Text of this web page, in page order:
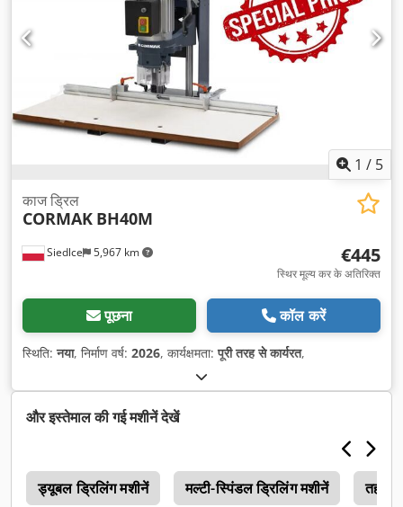
1 / 5
Siedlce 5,967 km
काज ड्रिल
CORMAK BH40M
€445
स्थिर मूल्य कर के अतिरिक्त
पूछना कॉल करें
स्थिति:नया, निर्माण वर्ष: 2026, कार्यक्षमता:पूरी तरह से कार्यरत,
और इस्तेमाल की गई मशीनें देखें
ड्यूबल ड्रिलिंग मशीनें मल्टी-स्पिंडल ड्रिलिंग मशीनें तह